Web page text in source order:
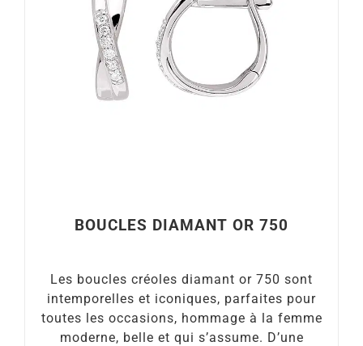
BOUCLES DIAMANT OR 750
Les boucles créoles diamant or 750 sont
intemporelles et iconiques, parfaites pour
toutes les occasions, hommage à la femme
moderne, belle et qui s’assume. D’une